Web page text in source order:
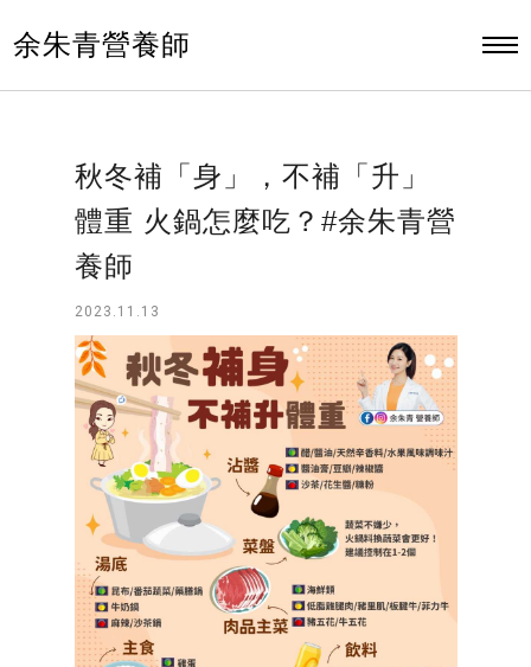
余朱青營養師
秋冬補「身」，不補「升」
體重 火鍋怎麼吃？#余朱青營
養師
2023.11.13